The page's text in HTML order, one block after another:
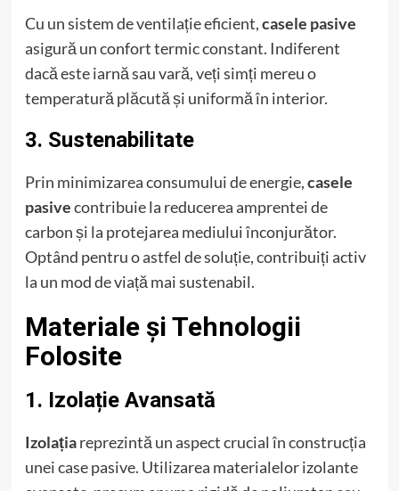
Cu un sistem de ventilație eficient,casele pasive
asigură un confort termic constant. Indiferent
dacă este iarnă sau vară, veți simți mereu o
temperatură plăcută și uniformă în interior.
3. Sustenabilitate
Prin minimizarea consumului de energie,casele
pasivecontribuie la reducerea amprentei de
carbon și la protejarea mediului înconjurător.
Optând pentru o astfel de soluție, contribuiți activ
la un mod de viață mai sustenabil.
Materiale și Tehnologii
Folosite
1. Izolație Avansată
Izolațiareprezintă un aspect crucial în construcția
unei case pasive. Utilizarea materialelor izolante